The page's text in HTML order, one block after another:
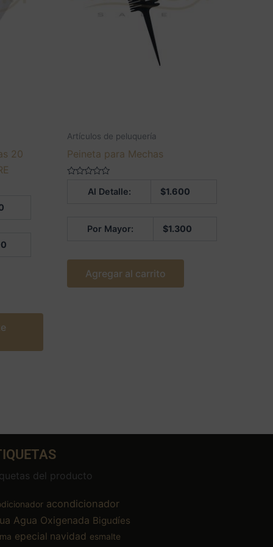
20
Artículos de peluquería
Peineta para Mechas
Al Detalle: $1.600
Por Mayor: $1.300
Agregar al carrito
del producto
acondicionador
Agua Oxigenada Bigudíes
epecial navidad esmalte